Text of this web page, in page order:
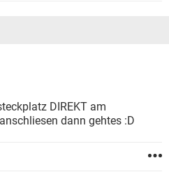
DIREKT am
dann gehtes :D